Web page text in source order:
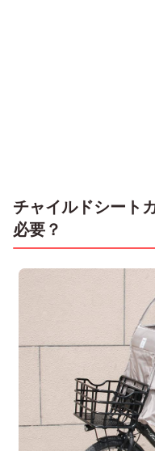
チャイルドシート
必要？